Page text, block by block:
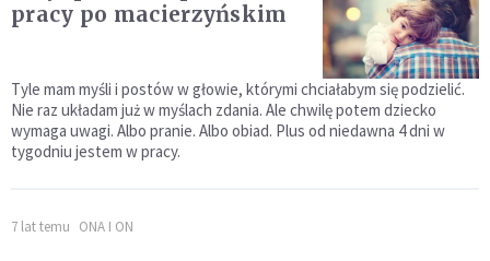
pracy po macierzyńskim
Tyle mam myśli i postów w głowie, którymi chciałabym się podzielić.
Nie raz układam już w myślach zdania. Ale chwilę potem dziecko
wymaga uwagi. Albo pranie. Albo obiad. Plus od niedawna 4 dni w
tygodniu jestem w pracy.
7 lat temu ONA I ON